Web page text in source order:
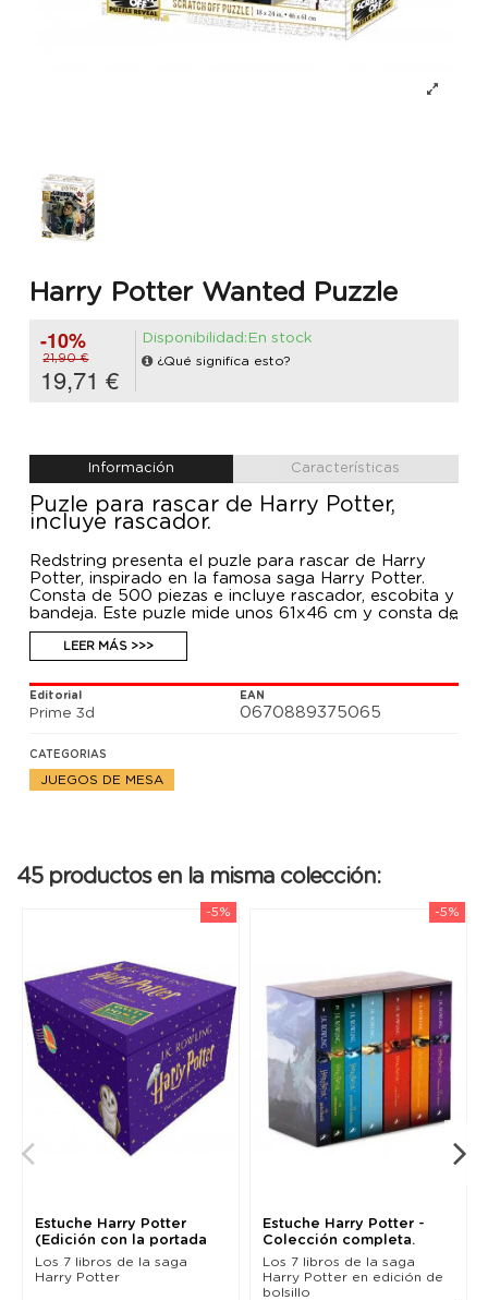
Harry Potter Wanted Puzzle
-10%
21,90 €
19,71 €
Disponibilidad:En stock
¿Qué significa esto?
Información Características
Puzle para rascar de Harry Potter,
incluye rascador.
Redstring presenta el puzle para rascar de Harry
Potter, inspirado en la famosa saga Harry Potter.
Consta de 500 piezas e incluye rascador, escobita y
bandeja. Este puzle mide unos 61x46 cm y consta de
dos imágenes en un solo puzle, pudiendo ver la
imagen que se esconde debajo rascando la imagen
superior.
LEER MÁS >>>
Editorial
Prime 3d
EAN
0670889375065
CATEGORIAS
JUEGOS DE MESA
45 productos en la misma colección:
-5%
Estuche Harry Potter
(Edición con la portada
ilustrada por...
Los 7 libros de la saga
Harry Potter
-5%
Estuche Harry Potter -
Colección completa.
Los 7 libros de la saga
Harry Potter en edición de
bolsillo